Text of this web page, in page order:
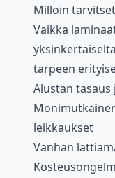
Milloin
Vaikka
tarpeen
Alustan tasaus
leikkaukset
Vanhan